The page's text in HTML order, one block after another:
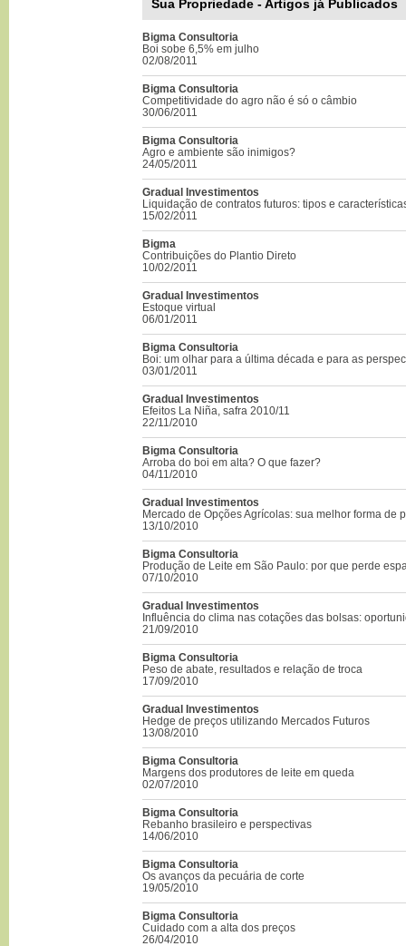
Sua Propriedade - Artigos já Publicados
Bigma Consultoria
Boi sobe 6,5% em julho
02/08/2011
Bigma Consultoria
Competitividade do agro não é só o câmbio
30/06/2011
Bigma Consultoria
Agro e ambiente são inimigos?
24/05/2011
Gradual Investimentos
Liquidação de contratos futuros: tipos e
15/02/2011
Bigma
Contribuições do Plantio Direto
10/02/2011
Gradual Investimentos
Estoque virtual
06/01/2011
Bigma Consultoria
Boi: um olhar para a última década e para as
03/01/2011
Gradual Investimentos
Efeitos La Niña, safra 2010/11
22/11/2010
Bigma Consultoria
Arroba do boi em alta? O que fazer?
04/11/2010
Gradual Investimentos
Mercado de Opções Agrícolas: sua melhor forma de
13/10/2010
Bigma Consultoria
Produção de Leite em São Paulo: por que perde
07/10/2010
Gradual Investimentos
Influência do clima nas cotações das bolsas:
21/09/2010
Bigma Consultoria
Peso de abate, resultados e relação de troca
17/09/2010
Gradual Investimentos
Hedge de preços utilizando Mercados Futuros
13/08/2010
Bigma Consultoria
Margens dos produtores de leite em queda
02/07/2010
Bigma Consultoria
Rebanho brasileiro e perspectivas
14/06/2010
Bigma Consultoria
Os avanços da pecuária de corte
19/05/2010
Bigma Consultoria
Cuidado com a alta dos preços
26/04/2010